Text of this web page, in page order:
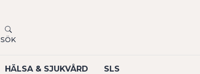
HÄLSA & SJUKVÅRD SLS
SÖK